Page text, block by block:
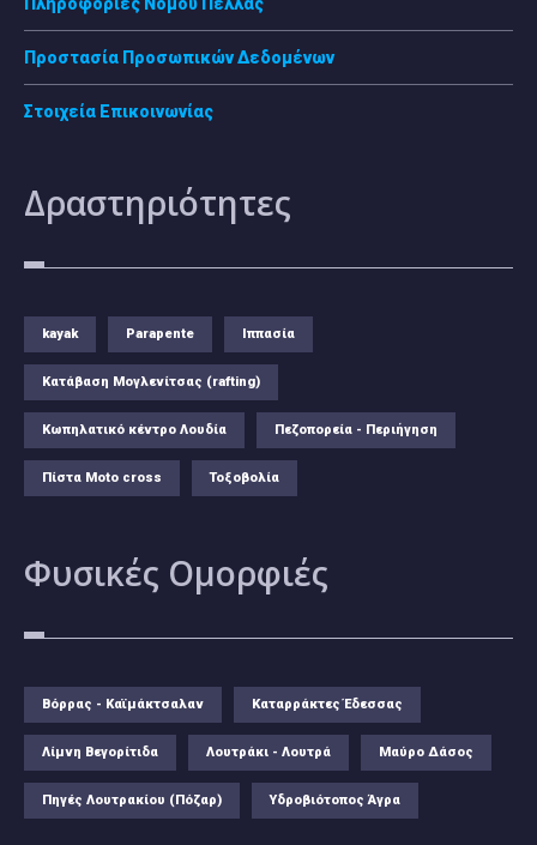
Πληροφορίες Νομού Πέλλας
Προστασία Προσωπικών Δεδομένων
Στοιχεία Επικοινωνίας
Δραστηριότητες
kayak Parapente Ιππασία
Κατάβαση Μογλενίτσας (rafting)
Κωπηλατικό κέντρο Λουδία Πεζοπορεία - Περιήγηση
Πίστα Moto cross Τοξοβολία
Φυσικές Ομορφιές
Βόρρας - Καϊμάκτσαλαν Καταρράκτες Έδεσσας
Λίμνη Βεγορίτιδα Λουτράκι - Λουτρά Μαύρο Δάσος
Πηγές Λουτρακίου (Πόζαρ) Υδροβιότοπος Άγρα